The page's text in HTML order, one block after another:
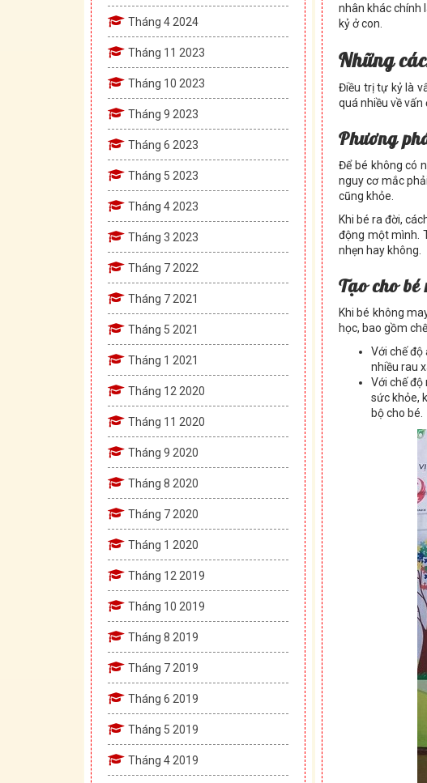
Tháng 4 2024
Tháng 11 2023
Tháng 10 2023
Tháng 9 2023
Tháng 6 2023
Tháng 5 2023
Tháng 4 2023
Tháng 3 2023
Tháng 7 2022
Tháng 7 2021
Tháng 5 2021
Tháng 1 2021
Tháng 12 2020
Tháng 11 2020
Tháng 9 2020
Tháng 8 2020
Tháng 7 2020
Tháng 1 2020
Tháng 12 2019
Tháng 10 2019
Tháng 8 2019
Tháng 7 2019
Tháng 6 2019
Tháng 5 2019
Tháng 4 2019
nhân khác chính
kỷ ở con.
Những
Điều trị tự kỷ là
quá nhiều về
Phương
Để bé không có
nguy cơ mắc
cũng khỏe.
Khi bé ra đời,
động một mình.
nhẹn hay không.
Tạo cho bé
Khi bé không
học, bao gồm
Với chế
nhiều rau
Với chế
sức khỏe,
bộ cho bé.